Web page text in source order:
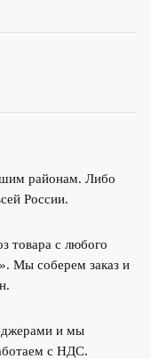
районам. Либо
России.
товара с любого
Мы соберем заказ и
и мы
с НДС.